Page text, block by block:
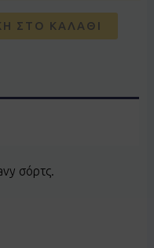
ΣΤΟ ΚΑΛΆΘΙ
σόρτς.